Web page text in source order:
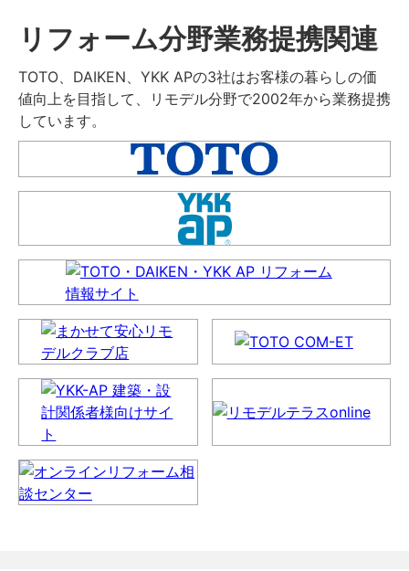
リフォーム分野業務提携関連
TOTO、DAIKEN、YKK APの3社はお客様の暮らしの価
値向上を目指して、リモデル分野で2002年から業務提携
しています。